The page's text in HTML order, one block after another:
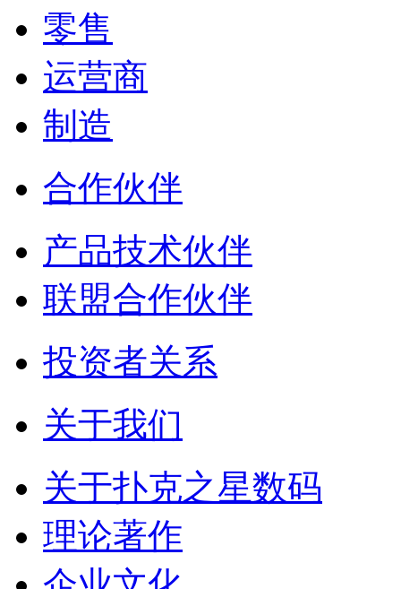
零售
运营商
制造
合作伙伴
产品技术伙伴
联盟合作伙伴
投资者关系
关于我们
关于扑克之星数码
理论著作